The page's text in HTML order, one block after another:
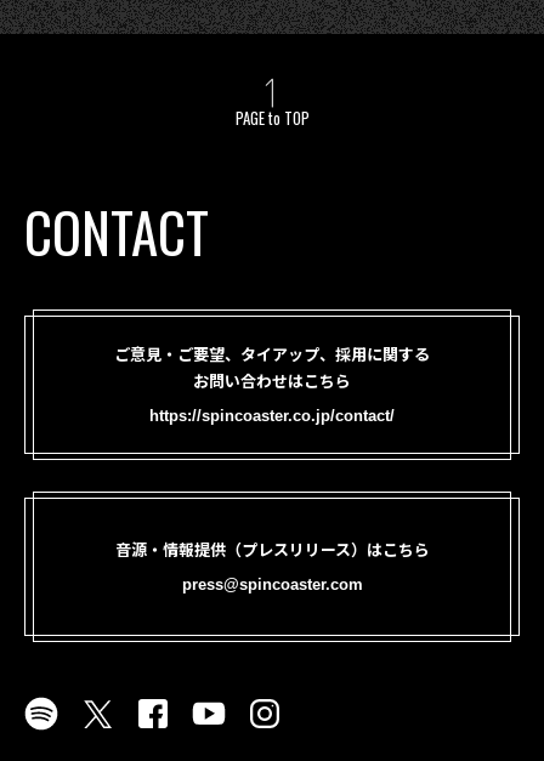
PAGE to TOP
CONTACT
ご意見・ご要望、タイアップ、採用に関する
お問い合わせはこちら
https://spincoaster.co.jp/contact/
音源・情報提供（プレスリリース）はこちら
press@spincoaster.com